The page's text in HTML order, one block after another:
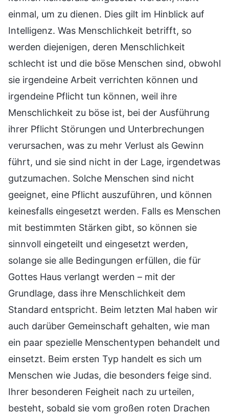
einmal, um zu dienen. Dies gilt im Hinblick auf
Intelligenz. Was Menschlichkeit betrifft, so
werden diejenigen, deren Menschlichkeit
schlecht ist und die böse Menschen sind, obwohl
sie irgendeine Arbeit verrichten können und
irgendeine Pflicht tun können, weil ihre
Menschlichkeit zu böse ist, bei der Ausführung
ihrer Pflicht Störungen und Unterbrechungen
verursachen, was zu mehr Verlust als Gewinn
führt, und sie sind nicht in der Lage, irgendetwas
gutzumachen. Solche Menschen sind nicht
geeignet, eine Pflicht auszuführen, und können
keinesfalls eingesetzt werden. Falls es Menschen
mit bestimmten Stärken gibt, so können sie
sinnvoll eingeteilt und eingesetzt werden,
solange sie alle Bedingungen erfüllen, die für
Gottes Haus verlangt werden – mit der
Grundlage, dass ihre Menschlichkeit dem
Standard entspricht. Beim letzten Mal haben wir
auch darüber Gemeinschaft gehalten, wie man
ein paar spezielle Menschentypen behandelt und
einsetzt. Beim ersten Typ handelt es sich um
Menschen wie Judas, die besonders feige sind.
Ihrer besonderen Feigheit nach zu urteilen,
besteht, sobald sie vom großen roten Drachen